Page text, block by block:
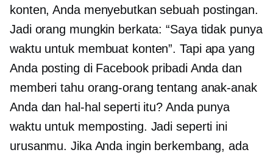
konten, Anda menyebutkan sebuah postingan.
Jadi orang mungkin berkata: “Saya tidak punya
waktu untuk membuat konten”. Tapi apa yang
Anda posting di Facebook pribadi Anda dan
memberi tahu orang-orang tentang anak-anak
Anda dan hal-hal seperti itu? Anda punya
waktu untuk memposting. Jadi seperti ini
urusanmu. Jika Anda ingin berkembang, ada